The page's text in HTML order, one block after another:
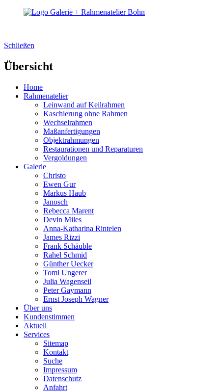
Schließen
Übersicht
Home
Rahmenatelier
Leinwand auf Keilrahmen
Kaschierung ohne Rahmen
Wechselrahmen
Maßanfertigungen
Objektrahmungen
Restaurationen und Reparaturen
Vergoldungen
Galerie
Christo
Ewen Gur
Markus Haub
Janosch
Rebecca Marent
Devin Miles
Anna-Katharina Rintelen
James Rizzi
Frank Schäuble
Rahel Schmid
Günther Uecker
Tomi Ungerer
Julia Wagenseil
Peter Gaymann
Ernst Joseph Wagner
Über uns
Kundenstimmen
Aktuell
Services
Sitemap
Kontakt
Suche
Impressum
Datenschutz
Anfahrt